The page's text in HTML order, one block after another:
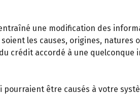
une modification des
les causes, origines, natures
crédit accordé à une
être causés à votre